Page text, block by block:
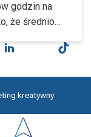
kreatywny
godzin na
że średnio
Strona
największy
oraz